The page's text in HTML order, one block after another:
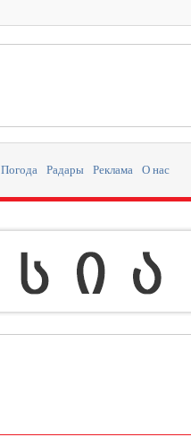
Погода Радары Реклама О нас